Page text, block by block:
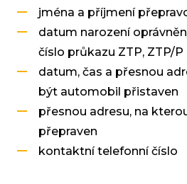
jména a příjmení
datum narození
číslo průkazu ZTP, ZTP/P
datum, čas a přesnou
být automobil přistaven
přesnou adresu, na
přepraven
kontaktní telefonní číslo